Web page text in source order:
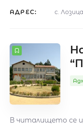
АДРЕС: с.
В читалището се